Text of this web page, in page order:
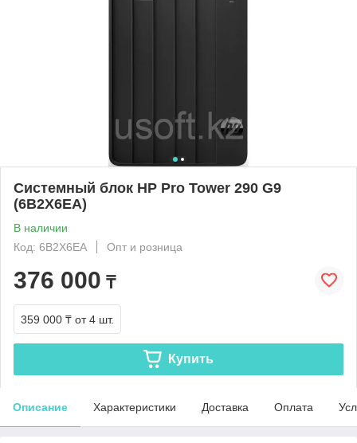
Системный блок HP Pro Tower 290 G9
(6B2X6EA)
В наличии
Код: 6B2X6EA
Опт и розница
376 000 ₸
359 000 ₸ от 4 шт.
Купить
Описание Характеристики Доставка Оплата